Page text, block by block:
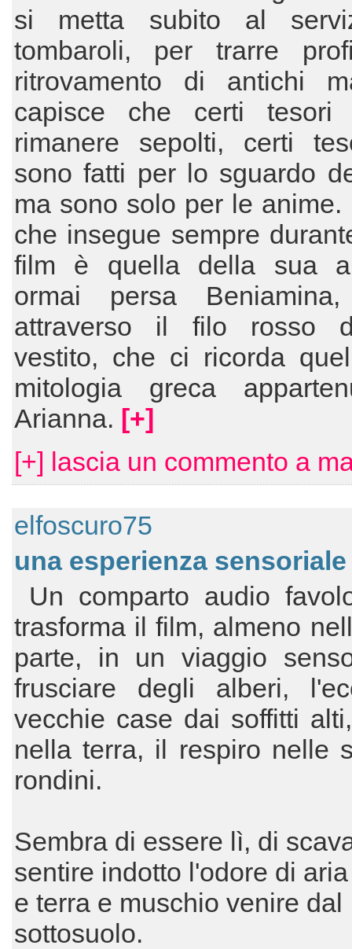
si metta subito al
tombaroli, per trarre
ritrovamento di antichi
capisce che certi tesori
rimanere sepolti, certi
sono fatti per lo sguardo
ma sono solo per le anime.
che insegue sempre
film è quella della sua
ormai persa
attraverso il filo rosso
vestito, che ci ricorda
mitologia greca
Arianna. [+]
[+] lascia un commento a
elfoscuro75
una esperienza sensoriale
Un comparto audio
trasforma il film, almeno
parte, in un viaggio
frusciare degli alberi,
vecchie case dai soffitti
nella terra, il respiro nelle
rondini.
Sembra di essere lì, di
sentire indotto l'odore di
e terra e muschio venire dal
sottosuolo.